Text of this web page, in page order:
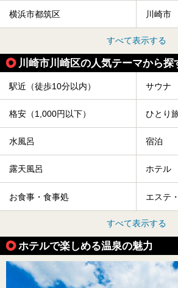
横浜市都筑区 川崎市
すべて表示する
川崎市川崎区の人気テーマから探
駅近（徒歩10分以内） サウナ
格安（1,000円以下） ひとり
水風呂 宿泊
露天風呂 ホテル
お食事・食事処 エステ
すべて表示する
ホテルで楽しめる温泉の魅力